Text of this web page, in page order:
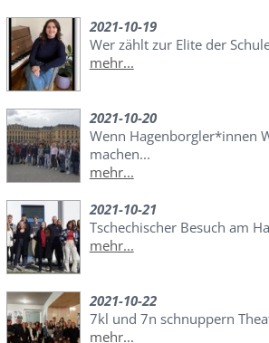
2021-10-19
Wer zählt zur Elite der
mehr...
2021-10-20
Wenn Hagenborgler*innen
machen...
mehr...
2021-10-21
Tschechischer Besuch am
mehr...
2021-10-22
7kl und 7n schnuppern
mehr...